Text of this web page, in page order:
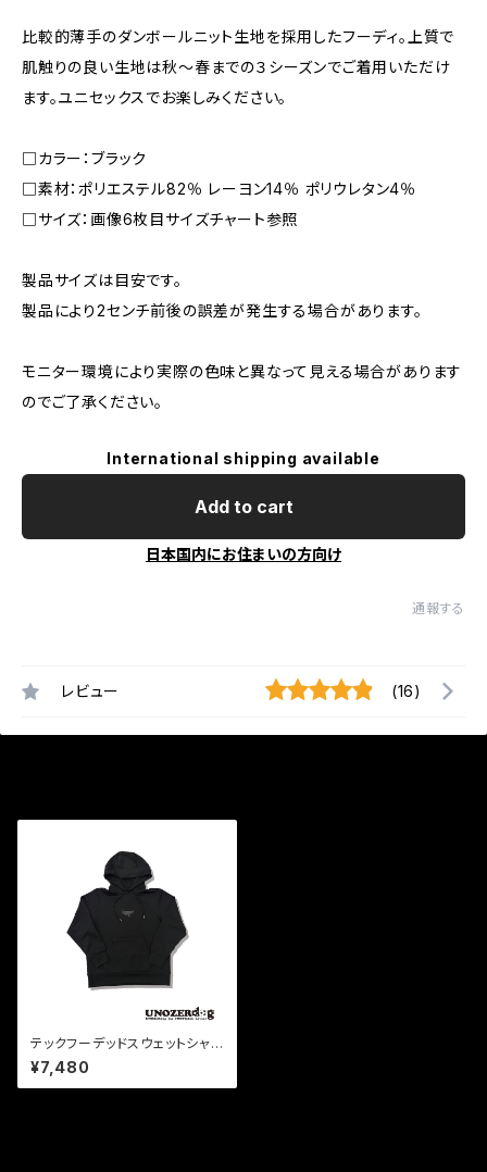
比較的薄手のダンボールニット生地を採用したフーディ。上質で
肌触りの良い生地は秋～春までの３シーズンでご着用いただけ
ます。ユニセックスでお楽しみください。
□カラー：ブラック
□素材：ポリエステル82％ レーヨン14％ ポリウレタン4％
□サイズ：画像6枚目サイズチャート参照
製品サイズは目安です。
製品により2センチ前後の誤差が発生する場合があります。
モニター環境により実際の色味と異なって見える場合があります
のでご了承ください。
International shipping available
Add to cart
日本国内にお住まいの方向け
通報する
レビュー (16)
テックフーデッドスウェットシャツ
(ブラック)
¥7,480